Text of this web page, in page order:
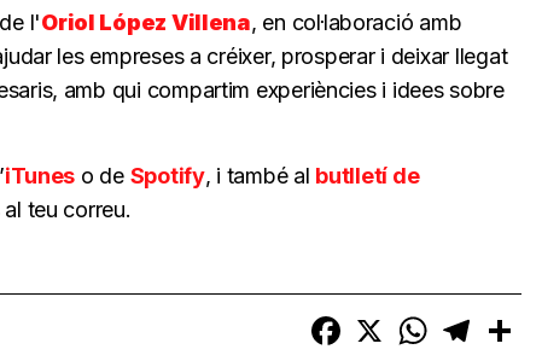
l'Oriol López Villena, en col·laboració amb
les empreses a créixer, prosperar i deixar llegat
amb qui compartim experiències i idees sobre
iTunes o de Spotify, i també al butlletí de
teu correu.
Facebook
X WhatsAppTelegram